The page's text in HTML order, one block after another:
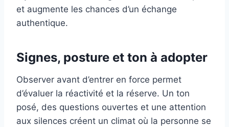
et augmente les chances d’un échange
authentique.
Signes, posture et ton à adopter
Observer avant d’entrer en force permet
d’évaluer la réactivité et la réserve. Un ton
posé, des questions ouvertes et une attention
aux silences créent un climat où la personne se